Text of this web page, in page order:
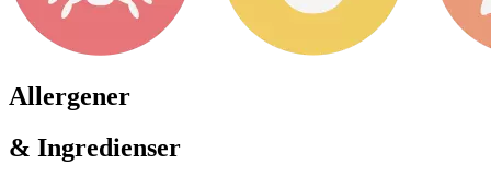
Allergener
& Ingredienser